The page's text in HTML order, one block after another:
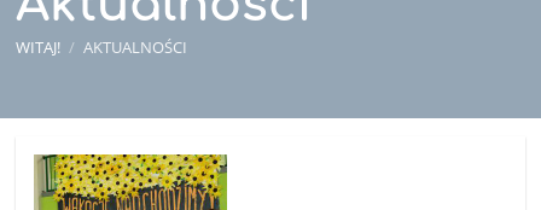
WITAJ! / AKTUALNOŚCI
Aktualności